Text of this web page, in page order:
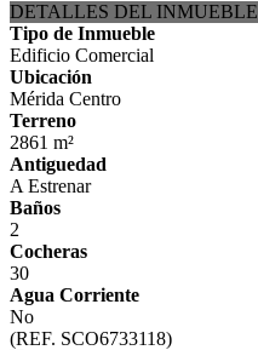
DETALLES DEL INMUEBLE
Tipo de Inmueble
Edificio Comercial
Ubicación
Mérida Centro
Terreno
2861 m²
Antiguedad
A Estrenar
Baños
2
Cocheras
30
Agua Corriente
No
(REF. SCO6733118)